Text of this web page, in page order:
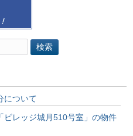
について
レッジ城月510号室」の物件